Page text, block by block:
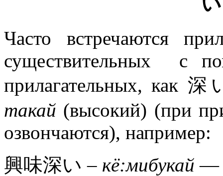
Часто встречаются
существительных с
прилагательных, как
такай (высокий) (при
озвончаются), например:
興味深い – кё:мибукай —